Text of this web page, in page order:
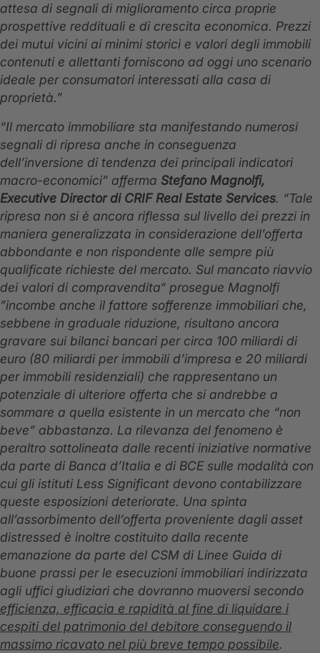
attesa di segnali di miglioramento circa proprie
prospettive reddituali e di crescita economica. Prezzi
dei mutui vicini ai minimi storici e valori degli immobili
contenuti e allettanti forniscono ad oggi uno scenario
ideale per consumatori interessati alla casa di
proprietà.”
“Il mercato immobiliare sta manifestando numerosi
segnali di ripresa anche in conseguenza
dell’inversione di tendenza dei principali indicatori
macro-economici” afferma Stefano Magnolfi,
Executive Director di CRIF Real Estate Services. “Tale
ripresa non si è ancora riflessa sul livello dei prezzi in
maniera generalizzata in considerazione dell’offerta
abbondante e non rispondente alle sempre più
qualificate richieste del mercato. Sul mancato riavvio
dei valori di compravendita“ prosegue Magnolfi
”incombe anche il fattore sofferenze immobiliari che,
sebbene in graduale riduzione, risultano ancora
gravare sui bilanci bancari per circa 100 miliardi di
euro (80 miliardi per immobili d’impresa e 20 miliardi
per immobili residenziali) che rappresentano un
potenziale di ulteriore offerta che si andrebbe a
sommare a quella esistente in un mercato che “non
beve” abbastanza. La rilevanza del fenomeno è
peraltro sottolineata dalle recenti iniziative normative
da parte di Banca d’Italia e di BCE sulle modalità con
cui gli istituti Less Significant devono contabilizzare
queste esposizioni deteriorate. Una spinta
all’assorbimento dell’offerta proveniente dagli asset
distressed è inoltre costituito dalla recente
emanazione da parte del CSM di Linee Guida di
buone prassi per le esecuzioni immobiliari indirizzata
agli uffici giudiziari che dovranno muoversi secondo
efficienza, efficacia e rapidità al fine di liquidare i
cespiti del patrimonio del debitore conseguendo il
massimo ricavato nel più breve tempo possibile.